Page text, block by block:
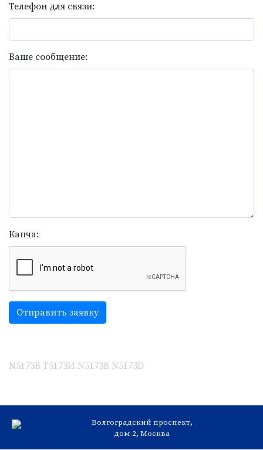
Телефон для связи:
Ваше сообщение:
Капча:
Отправить заявку
N5173B Т5173И N5173В N5173D
Волгоградский проспект,
дом 2, Москва